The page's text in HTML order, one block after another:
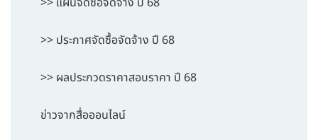
>> ประกาศจัดซื้อจัดจ้าง ปี 68
>> ผลประกวดราคาสอบราคา ปี 68
ข่าวจากสื่อออนไลน์